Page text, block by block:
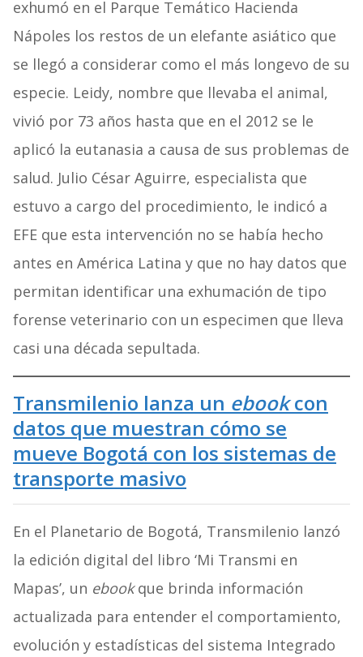
exhumó en el Parque Temático Hacienda
Nápoles los restos de un elefante asiático que
se llegó a considerar como el más longevo de su
especie. Leidy, nombre que llevaba el animal,
vivió por 73 años hasta que en el 2012 se le
aplicó la eutanasia a causa de sus problemas de
salud. Julio César Aguirre, especialista que
estuvo a cargo del procedimiento, le indicó a
EFE que esta intervención no se había hecho
antes en América Latina y que no hay datos que
permitan identificar una exhumación de tipo
forense veterinario con un especimen que lleva
casi una década sepultada.
Transmilenio lanza un ebookcon
datos que muestran cómo se
mueve Bogotá con los sistemas de
transporte masivo
En el Planetario de Bogotá, Transmilenio lanzó
la edición digital del libro ‘Mi Transmi en
Mapas’, un ebookque brinda información
actualizada para entender el comportamiento,
evolución y estadísticas del sistema Integrado